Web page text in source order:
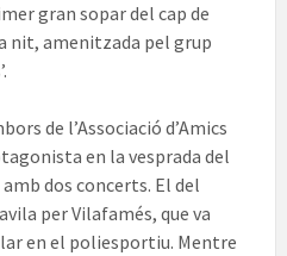
gran sopar del cap de
nit, amenitzada pel grup
de l’Associació d’Amics
en la vesprada del
dos concerts. El del
per Vilafamés, que va
en el poliesportiu. Mentre